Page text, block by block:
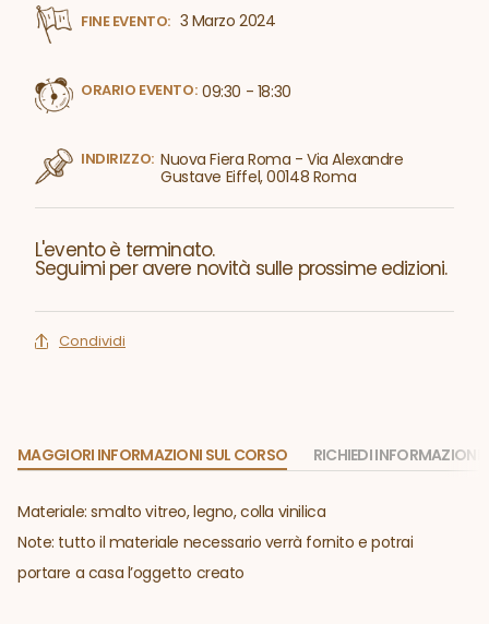
FINE EVENTO: 3 Marzo 2024
ORARIO EVENTO: 09:30 - 18:30
INDIRIZZO: Nuova Fiera Roma - Via Alexandre
Gustave Eiffel, 00148 Roma
L'evento è terminato.
Seguimi per avere novità sulle prossime edizioni.
Condividi
MAGGIORI INFORMAZIONI SUL CORSO RICHIEDI INFORMAZIONI
Materiale: smalto vitreo, legno, colla vinilica
Note: tutto il materiale necessario verrà fornito e potrai
portare a casa l’oggetto creato